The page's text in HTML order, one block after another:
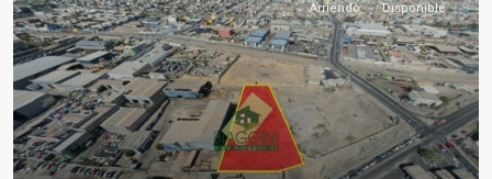
Arriendo Disponible